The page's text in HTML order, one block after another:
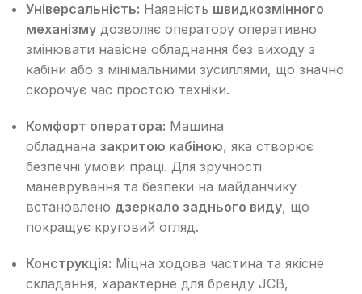
Універсальність: Наявність швидкозмінного
механізму дозволяє оператору оперативно
змінювати навісне обладнання без виходу з
кабіни або з мінімальними зусиллями, що значно
скорочує час простою техніки.
Комфорт оператора: Машина
обладнана закритою кабіною, яка створює
безпечні умови праці. Для зручності
маневрування та безпеки на майданчику
встановлено дзеркало заднього виду, що
покращує круговий огляд.
Конструкція: Міцна ходова частина та якісне
складання, характерне для бренду JCB,